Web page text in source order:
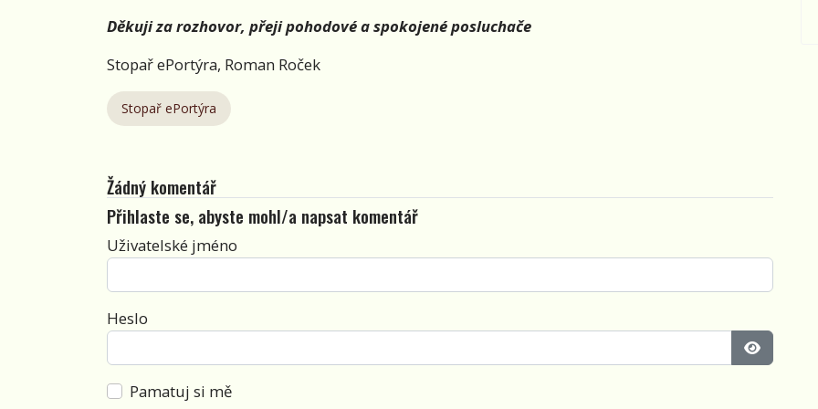
Děkuji za rozhovor, přeji pohodové a spokojené posluchače
Stopař ePortýra, Roman Roček
Stopař ePortýra
Žádný komentář
Přihlaste se, abyste mohl/a napsat komentář
Uživatelské jméno
Heslo
Zobrazit
Pamatuj si mě